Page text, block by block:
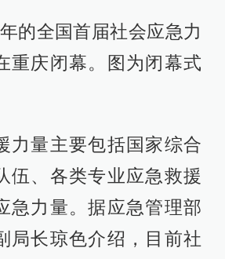
的全国首届社会应急力
重庆闭幕。图为闭幕式
力量主要包括国家综合
伍、各类专业应急救援
急力量。据应急管理部
局长琼色介绍，目前社